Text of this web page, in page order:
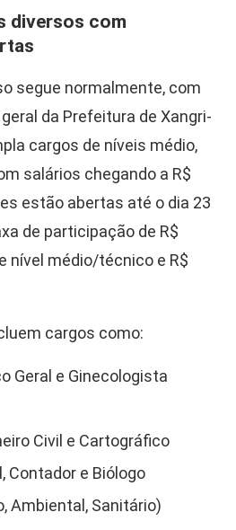
diversos com
segue normalmente, com
da Prefeitura de Xangri-
cargos de níveis médio,
salários chegando a R$
estão abertas até o dia 23
de participação de R$
nível médio/técnico e R$
cargos como:
Geral e Ginecologista
Civil e Cartográfico
Contador e Biólogo
Ambiental, Sanitário)